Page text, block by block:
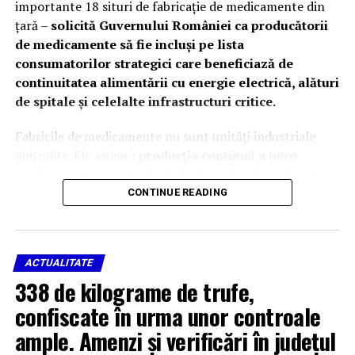
importante 18 situri de fabricaţie de medicamente din
ţară – solicită Guvernului României ca producătorii
de medicamente să fie incluși pe lista
consumatorilor strategici care beneficiază de
continuitatea alimentării cu energie electrică, alături
de spitale și celelalte infrastructuri critice.
Fabricile de medicamente nu sunt unități industriale
de pacienți români și de spitalele din toată țara
reprezintă ocondiție indispensabilă pentru
desfășurarea proceselor de fabricație
siguranță și în conformitate cu standardele europene de
Bună Practică de Fabricație (GMP).
Întreruperea alimentării cu energie electrică, chiar și
pentru perioade scurte, poate compromite procese
CONTINUE READING
ACTUALITATE
338 de kilograme de trufe,
confiscate în urma unor controale
ample. Amenzi și verificări în județul